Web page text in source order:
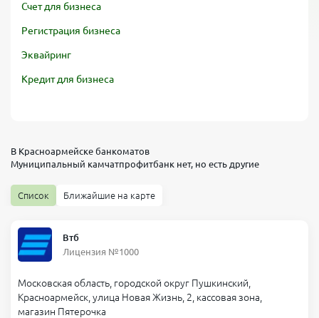
Счет для бизнеса
Регистрация бизнеса
Эквайринг
Кредит для бизнеса
В Красноармейске банкоматов
Муниципальный камчатпрофитбанк нет, но есть другие
Список Ближайшие на карте
Втб
Лицензия №1000
Московская область, городской округ Пушкинский,
Красноармейск, улица Новая Жизнь, 2, кассовая зона,
магазин Пятерочка